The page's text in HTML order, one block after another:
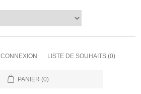
CONNEXION LISTE DE SOUHAITS (0)
PANIER (0)